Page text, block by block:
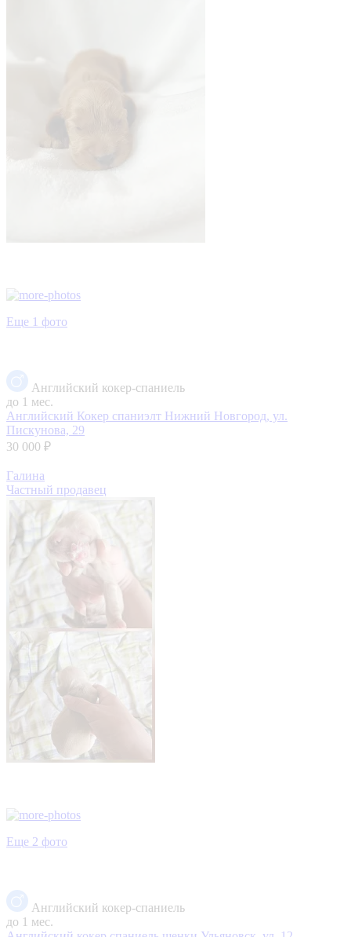
Еще 1 фото
Английский кокер-спаниель
до 1 мес.
Английский Кокер спаниэлт Нижний Новгород, ул.
Пискунова, 29
30 000 ₽
Галина
Частный продавец
Еще 2 фото
Английский кокер-спаниель
до 1 мес.